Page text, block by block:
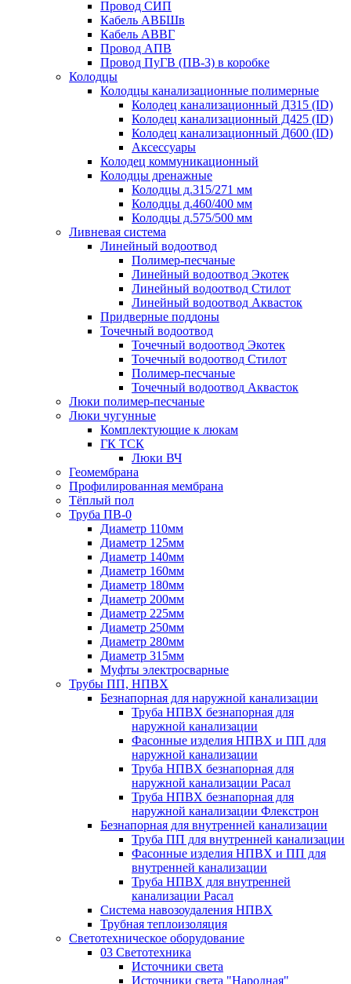
Провод СИП
Кабель АВБШв
Кабель АВВГ
Провод АПВ
Провод ПуГВ (ПВ-3) в коробке
Колодцы
Колодцы канализационные полимерные
Колодец канализационный Д315 (ID)
Колодец канализационный Д425 (ID)
Колодец канализационный Д600 (ID)
Аксессуары
Колодец коммуникационный
Колодцы дренажные
Колодцы д.315/271 мм
Колодцы д.460/400 мм
Колодцы д.575/500 мм
Ливневая система
Линейный водоотвод
Полимер-песчаные
Линейный водоотвод Экотек
Линейный водоотвод Стилот
Линейный водоотвод Аквасток
Придверные поддоны
Точечный водоотвод
Точечный водоотвод Экотек
Точечный водоотвод Стилот
Полимер-песчаные
Точечный водоотвод Аквасток
Люки полимер-песчаные
Люки чугунные
Комплектующие к люкам
ГК ТСК
Люки ВЧ
Геомембрана
Профилированная мембрана
Тёплый пол
Труба ПВ-0
Диаметр 110мм
Диаметр 125мм
Диаметр 140мм
Диаметр 160мм
Диаметр 180мм
Диаметр 200мм
Диаметр 225мм
Диаметр 250мм
Диаметр 280мм
Диаметр 315мм
Муфты электросварные
Трубы ПП, НПВХ
Безнапорная для наружной канализации
Труба НПВХ безнапорная для
наружной канализации
Фасонные изделия НПВХ и ПП для
наружной канализации
Труба НПВХ безнапорная для
наружной канализации Расал
Труба НПВХ безнапорная для
наружной канализации Флекстрон
Безнапорная для внутренней канализации
Труба ПП для внутренней канализации
Фасонные изделия НПВХ и ПП для
внутренней канализации
Труба НПВХ для внутренней
канализации Расал
Система навозоудаления НПВХ
Трубная теплоизоляция
Светотехническое оборудование
03 Светотехника
Источники света
Источники света "Народная"